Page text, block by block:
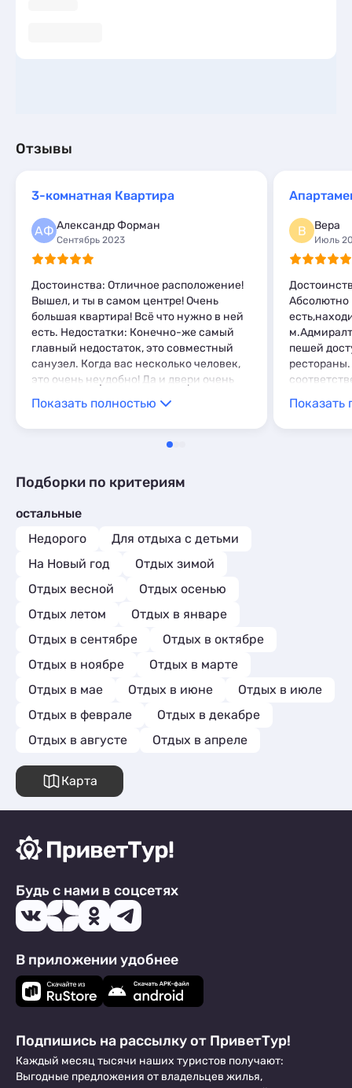
Отзывы
3-комнатная Квартира
АФ Александр Форман
Сентябрь 2023
Достоинства: Отличное расположение!
Вышел, и ты в самом центре! Очень
большая квартира! Всё что нужно в ней
есть. Недостатки: Конечно-же самый
главный недостаток, это совместный
санузел. Когда вас несколько человек,
это очень неудобно! Да и двери очень
плохо закрываются.
Показать полностью
В Вера
Июль
Абсолютно
пешей
лично
взрослых
Показать
Подборки по критериям
остальные
Недорого
Для отдыха с детьми
На Новый год
Отдых зимой
Отдых весной
Отдых осенью
Отдых летом
Отдых в январе
Отдых в сентябре
Отдых в октябре
Отдых в ноябре
Отдых в марте
Отдых в мае
Отдых в июне
Отдых в июле
Отдых в феврале
Отдых в декабре
Отдых в августе
Отдых в апреле
Карта
Будь с нами в соцсетях
В приложении удобнее
Подпишись на рассылку от ПриветТур!
Каждый месяц тысячи наших туристов получают:
Выгодные предложения от владельцев жилья,